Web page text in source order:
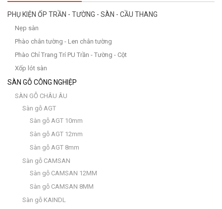
PHỤ KIỆN ỐP TRẦN - TƯỜNG - SÀN - CẦU THANG
Nẹp sàn
Phào chân tường - Len chân tường
Phào Chỉ Trang Trí PU Trần - Tường - Cột
Xốp lót sàn
SÀN GỖ CÔNG NGHIỆP
SÀN GỖ CHÂU ÂU
Sàn gỗ AGT
Sàn gỗ AGT 10mm
Sàn gỗ AGT 12mm
Sàn gỗ AGT 8mm
Sàn gỗ CAMSAN
Sàn gỗ CAMSAN 12MM
Sàn gỗ CAMSAN 8MM
Sàn gỗ KAINDL